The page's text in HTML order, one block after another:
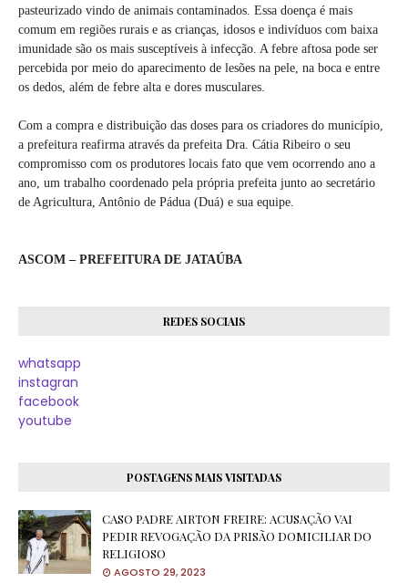
pasteurizado vindo de animais contaminados. Essa doença é mais
comum em regiões rurais e as crianças, idosos e indivíduos com baixa
imunidade são os mais susceptíveis à infecção. A febre aftosa pode ser
percebida por meio do aparecimento de lesões na pele, na boca e entre
os dedos, além de febre alta e dores musculares.
Com a compra e distribuição das doses para os criadores do município,
a prefeitura reafirma através da prefeita Dra. Cátia Ribeiro o seu
compromisso com os produtores locais fato que vem ocorrendo ano a
ano, um trabalho coordenado pela própria prefeita junto ao secretário
de Agricultura, Antônio de Pádua (Duá) e sua equipe.
ASCOM – PREFEITURA DE JATAÚBA
REDES SOCIAIS
whatsapp
instagran
facebook
youtube
POSTAGENS MAIS VISITADAS
CASO PADRE AIRTON FREIRE: ACUSAÇÃO VAI
PEDIR REVOGAÇÃO DA PRISÃO DOMICILIAR DO
RELIGIOSO
AGOSTO 29, 2023